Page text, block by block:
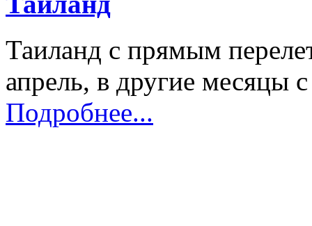
Таиланд с прямым
апрель, в другие месяцы
Подробнее...